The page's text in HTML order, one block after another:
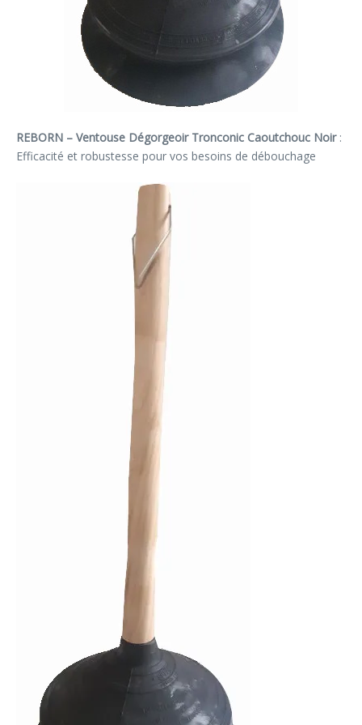
REBORN – Ventouse Dégorgeoir Tronconic Caoutchouc Noir:
Efficacité et robustesse pour vos besoins de débouchage